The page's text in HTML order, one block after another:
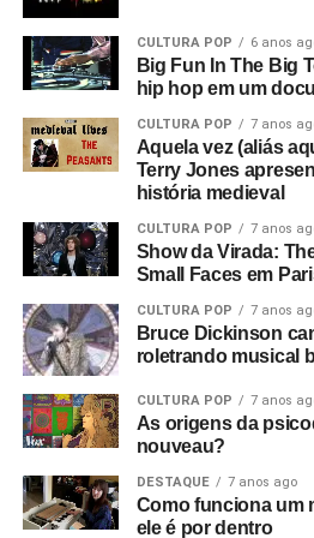
deu a Tony Wilson, curiosamente
era apresentador de talk shows na
como: “Eles serão obrigados a
trabalharam antes”, e isso leva a
anúncios e cenas de ruas do
é o consumismo – o novo
algo local, mas dava a sensação
estava acontecendo e que se
Então você tem essa coisa de lei
corporativo, e aí eu corto para a
Parece ótimo, bem underground.
sentido político, tipo a resistência
tudo isso lá fora.
Eles eram simplesmente
que eles iam bombar. Não havia
CULTURA POP 6 anos
Big Fun In The Big
hip hop em um
CULTURA POP 7 anos
Aquela vez (aliás
Terry Jones
história medieval
CULTURA POP 7 anos
Show da Virada:
Small Faces em
CULTURA POP 7 anos
Bruce Dickinson
roletrando musical
CULTURA POP 7 anos
As origens da
nouveau?
DESTAQUE 7 anos ago
Como funciona um
ele é por dentro